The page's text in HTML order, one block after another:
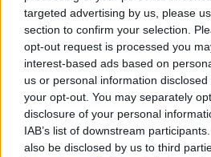
targeted advertising by us, please
section to confirm your selection.
opt-out request is processed you
interest-based ads based on
us or personal information
your opt-out. You may separately
disclosure of your personal
IAB’s list of downstream
also be disclosed by us to third
scorrevole, si ripete la ciliegia marasca
molto persistente.